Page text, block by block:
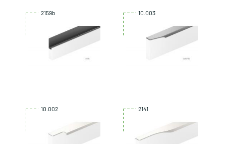
2159b 10.003
10.002 2141